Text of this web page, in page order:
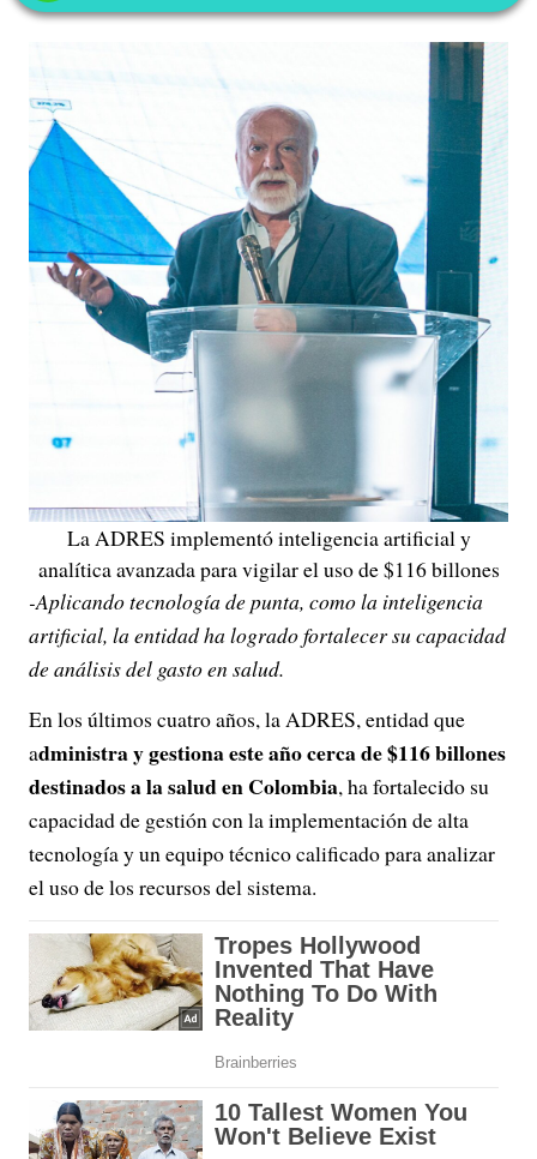
La ADRES implementó inteligencia artificial y
analítica avanzada para vigilar el uso de $116 billones
-Aplicando tecnología de punta, como la inteligencia
artificial, la entidad ha logrado fortalecer su capacidad
de análisis del gasto en salud.
En los últimos cuatro años, la ADRES, entidad que
administra y gestiona este año cerca de $116 billones
destinados a la salud en Colombia, ha fortalecido su
capacidad de gestión con la implementación de alta
tecnología y un equipo técnico calificado para analizar
el uso de los recursos del sistema.